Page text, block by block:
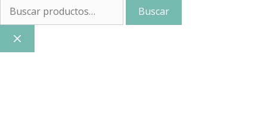
Buscar